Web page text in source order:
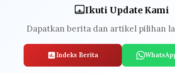
Ikuti Update Kami
Dapatkan berita dan artikel pilihan
Indeks Berita